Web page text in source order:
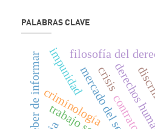
PALABRAS CLAVE
mercado del sexo
filosofía del
contratos
crisis
criminología
impunidad
deber de informar